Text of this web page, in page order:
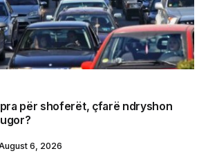
për shoferët, çfarë ndryshon
6, 2026